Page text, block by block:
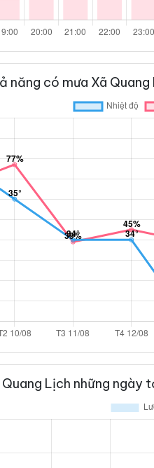
năng có mưa Xã
Lịch những ngày